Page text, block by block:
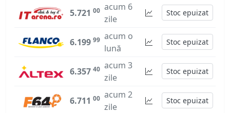
5.721 00 acum 6
zile
Stoc epuizat
6.199 99 acum o
lună
Stoc epuizat
6.357 40 acum 3
zile
Stoc epuizat
6.711 00 acum 2
zile
Stoc epuizat